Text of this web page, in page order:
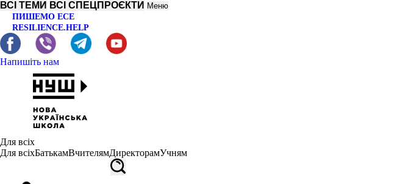
ВСІ ТЕМИ ВСІ СПЕЦПРОЄКТИ Меню
ПИШЕМО ЕСЕ
RESILIENCE.HELP
Напишіть нам
Для всіх
Для всіхБатькамВчителямДиректорамУчням